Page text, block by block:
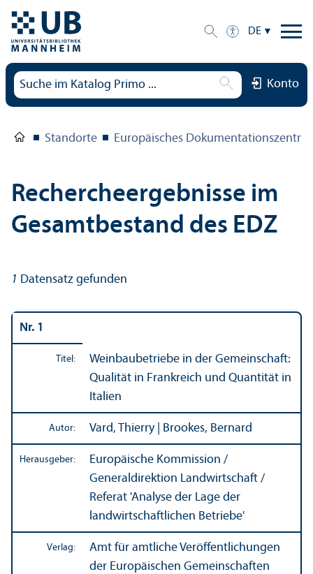
DE
Konto
Standorte Europäisches
Rechercheergebnisse im
Gesamtbestand des EDZ
1 Datensatz gefunden
Nr. 1
Titel:
Weinbaubetriebe in der Gemeinschaft:
Qualität in Frankreich und Quanti­tät in
Italien
Autor: Vard, Thierry | Brookes, Bernard
Herausgeber:
Europäische Kommission /
Generaldirektion Landwirtschaft /
Referat 'Analyse der Lage der
landwirtschaft­lichen Betriebe'
Verlag:
Amt für amtliche Veröffentlichungen
der Europäischen Gemeinschaften